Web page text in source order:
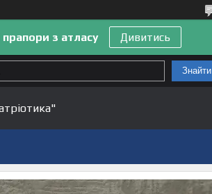
з атласу Дивитись
Знайти